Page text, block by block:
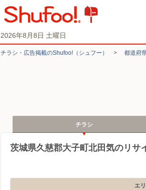
2026年8月8日 土曜日
チラシ・​広告掲載の​Shufoo!​（シュフー） > 都道府
チラシ
茨城県久慈郡大子町北田気のリサ
エ